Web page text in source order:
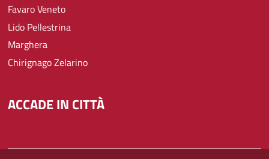
Favaro Veneto
Lido Pellestrina
Marghera
Chirignago Zelarino
ACCADE IN CITTÀ